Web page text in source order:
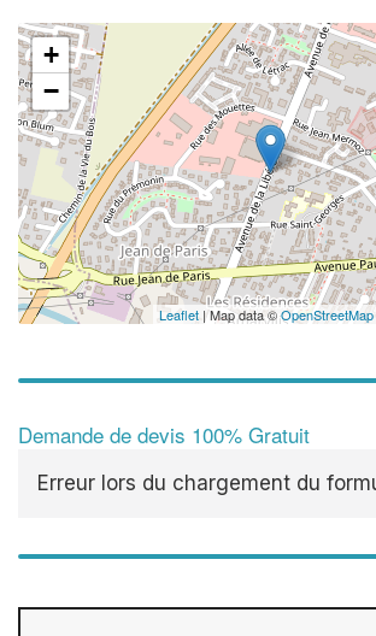
+
−
Leaflet | Map data ©
Demande de devis 100% Gratuit
Erreur lors du chargement du